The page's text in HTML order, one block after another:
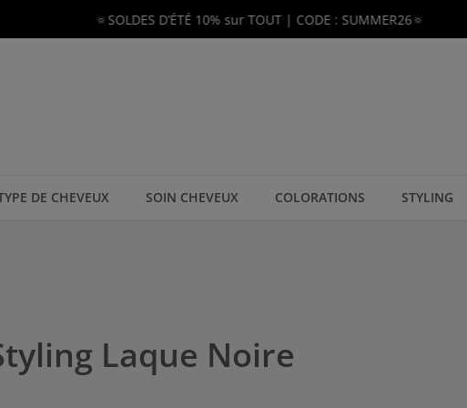
🔅SOLDES D’ÉTÉ 10% sur TOUT | CODE : SUMMER26🔅
DE CHEVEUX SOIN CHEVEUX COLORATIONS STYLING
Laque Noire